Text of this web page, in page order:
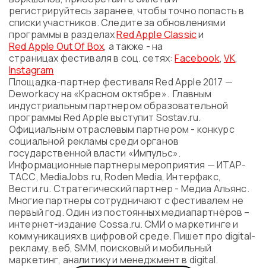
регистрируйтесь заранее, чтобы точно попасть в
списки участников. Следите за обновлениями
программы в разделахRed Apple Classicи
Red Apple Out Of Box, а также - на
страницах фестиваля в соц. сетях:Facebook,VK,
Instagram
Площадка-партнер фестиваля Red Apple 2017 —
Deworkacy на «Красном октябре». Главным
индустриальным партнером образовательной
программы Red Apple выступит Sostav.ru.
Официальным отраслевым партнером - конкурс
социальной рекламы среди органов
государственной власти «Импульс».
Информационные партнеры мероприятия — ИТАР-
ТАСС, MediaJobs.ru, Roden Media, Интерфакс,
Вести.ru. Стратегический партнер - Медиа Альянс.
Многие партнеры сотрудничают с фестивалем не
первый год. Один из постоянных медиапартнёров –
интернет-издание Cossa.ru. СМИ о маркетинге и
коммуникациях в цифровой среде. Пишет про digital-
рекламу, веб, SMM, поисковый и мобильный
маркетинг, аналитику и менеджмент в digital.